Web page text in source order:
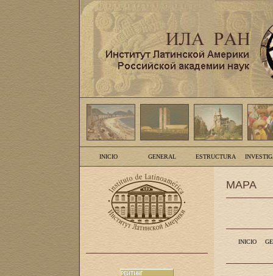
INICIO GENERAL ESTRUCTURA
MAPA
INICIO